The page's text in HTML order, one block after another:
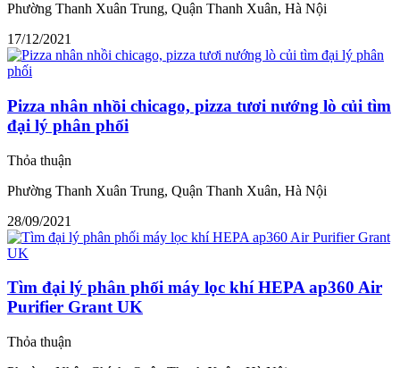
Phường Thanh Xuân Trung, Quận Thanh Xuân, Hà Nội
17/12/2021
Pizza nhân nhồi chicago, pizza tươi nướng lò củi tìm
đại lý phân phối
Thỏa thuận
Phường Thanh Xuân Trung, Quận Thanh Xuân, Hà Nội
28/09/2021
Tìm đại lý phân phối máy lọc khí HEPA ap360 Air
Purifier Grant UK
Thỏa thuận